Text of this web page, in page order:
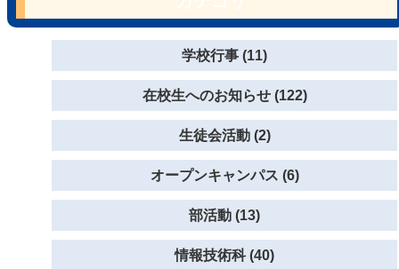
学校行事 (11)
在校生へのお知らせ (122)
生徒会活動 (2)
オープンキャンパス (6)
部活動 (13)
情報技術科 (40)